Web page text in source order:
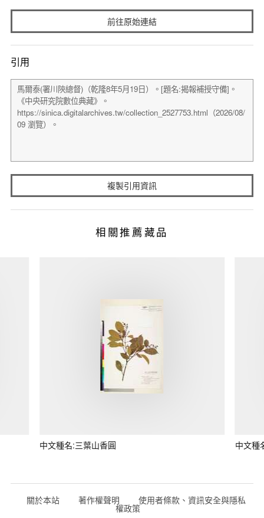
前往原始連結
引用
複製引用資訊
相關推薦藏品
中文種名:三葉山香圓 中文種
關於本站 著作權聲明 使用者條款、資訊安全與隱私
權政策